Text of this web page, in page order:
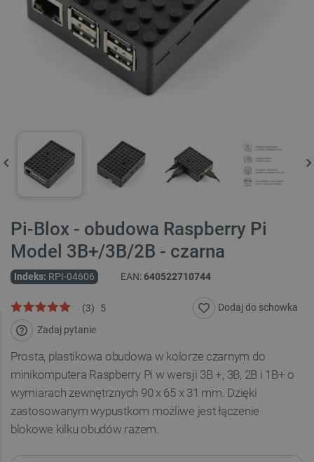
Pi-Blox - obudowa Raspberry Pi
Model 3B+/3B/2B - czarna
Indeks: RPI-04606 EAN:640522710744
5
(3)
Zadaj pytanie
Dodaj do schowka
Prosta, plastikowa obudowa w kolorze czarnym do
minikomputera Raspberry Pi w wersji 3B +, 3B, 2B i 1B+ o
wymiarach zewnętrznych 90x 65 x 31 mm. Dzięki
zastosowanym wypustkom możliwe jest łączenie
blokowe kilku obudów razem.